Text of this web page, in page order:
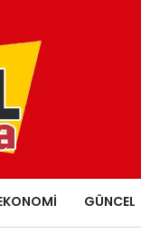
GÜNCEL